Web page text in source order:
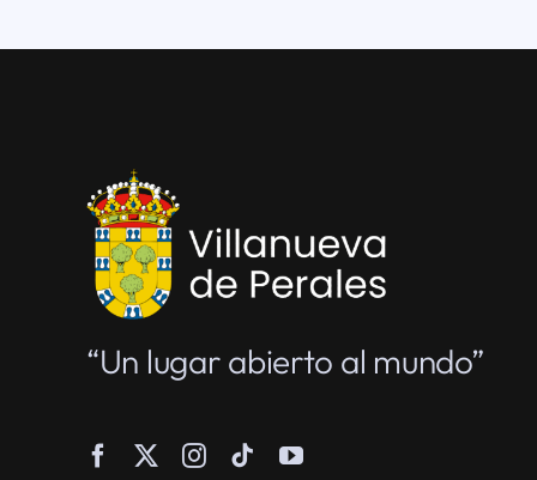
“Un lugar abierto al mundo”